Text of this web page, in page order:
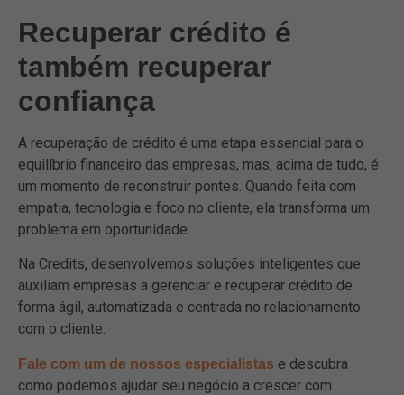
Recuperar crédito é
também recuperar
confiança
A recuperação de crédito é uma etapa essencial para o
equilíbrio financeiro das empresas, mas, acima de tudo, é
um momento de reconstruir pontes. Quando feita com
empatia, tecnologia e foco no cliente, ela transforma um
problema em oportunidade.
Na Credits, desenvolvemos soluções inteligentes que
auxiliam empresas a gerenciar e recuperar crédito de
forma ágil, automatizada e centrada no relacionamento
com o cliente.
Fale com um de nossos especialistas e descubra
como podemos ajudar seu negócio a crescer com